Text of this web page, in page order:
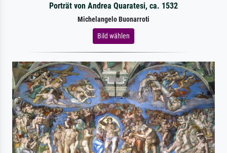
Porträt von Andrea Quaratesi, ca. 1532
Michelangelo Buonarroti
Bild wählen